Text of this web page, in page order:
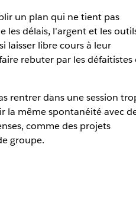
un plan qui ne tient pas
délais, l’argent et les
laisser libre cours à leur
rebuter par les défaitistes
rentrer dans une session
la même spontanéité avec
comme des projets
groupe.